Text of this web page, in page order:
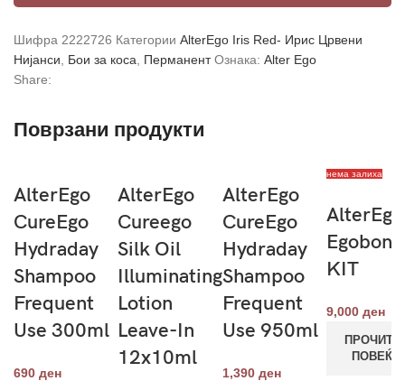
Шифра 2222726 Категории AlterEgo Iris Red- Ирис Црвени
Нијанси
Бои за коса Перманент Ознака: Alter Ego
Share:
Поврзани продукти
AlterEgo
CureEgo
Hydraday
Shampoo
Frequent
Use 300ml
690 ден
AlterEgo
Cureego
Silk Oil
Illuminating
Lotion
Leave-In
12x10ml
AlterEgo
CureEgo
Hydraday
Shampoo
Frequent
Use 950ml
1,390 ден
нема залиха
AlterEgo
Egobond
KIT
9,000 ден
ПОВЕЌЕ